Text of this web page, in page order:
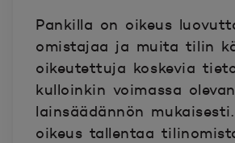
Pankilla on oikeus
omistajaa ja muita tilin
oikeutettuja koskevia
kulloinkin voimassa olevan
lainsäädännön
oikeus tallentaa